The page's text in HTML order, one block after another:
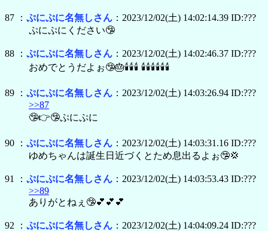
87 ： ぷにぷに名無しさん ：2023/12/02(土) 14:02:14.39 ID:???
ぷにぷにください🤥
88 ： ぷにぷに名無しさん ：2023/12/02(土) 14:02:46.37 ID:???
おめでとうだよぉ🤥🎂🕯🕯🕯 🕯🕯🕯🕯🕯🕯
89 ： ぷにぷに名無しさん ：2023/12/02(土) 14:03:26.94 ID:???
>>87
🤥👉🤥ぷにぷに
90 ： ぷにぷに名無しさん ：2023/12/02(土) 14:03:31.16 ID:???
ゆめちゃんは誕生日近づくとため息出るよぉ🤥💢
91 ： ぷにぷに名無しさん ：2023/12/02(土) 14:03:53.43 ID:???
>>89
ありがとねぇ🤥💕💕💕
92 ： ぷにぷに名無しさん ：2023/12/02(土) 14:04:09.24 ID:???